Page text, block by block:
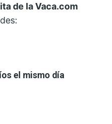
de la Vaca.com
el mismo día